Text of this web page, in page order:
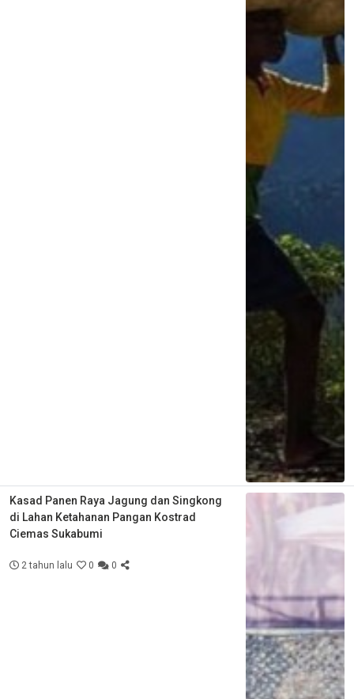
Kasad Panen Raya Jagung dan Singkong
di Lahan Ketahanan Pangan Kostrad
Ciemas Sukabumi
2 tahun lalu 0 0